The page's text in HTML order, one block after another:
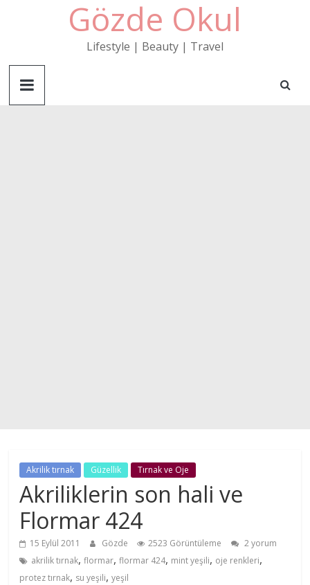
Gözde Okul
Lifestyle | Beauty | Travel
Akrilik tırnak Güzellik Tırnak ve Oje
Akriliklerin son hali ve
Flormar 424
15 Eylül 2011 Gözde 2523 Görüntüleme
2 yorum
akrilik tırnak,flormar,flormar 424, mint yeşili, oje renkleri,
protez tırnak, su yeşili,yeşil